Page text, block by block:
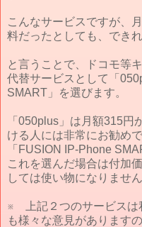
こんなサービスですが、
料だったとしても、でき
と言うことで、ドコモ等
代替サービスとして「
SMART」を選びます。
「050plus」は月額315円
ける人には非常にお勧め
「FUSION IP-Phone
これを選んだ場合は付加
しては使い物になりませ
※ 上記２つのサービスは
も様々な意見があります